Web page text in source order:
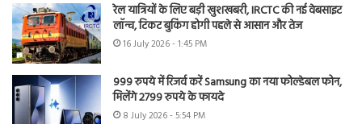
रेल यात्रियों के लिए बड़ी खुशखबरी, IRCTC की नई वेबसाइट
लॉन्च, टिकट बुकिंग होगी पहले से आसान और तेज
16 July 2026 - 1:45 PM
999 रुपये में रिजर्व करें Samsung का नया फोल्डेबल फोन,
मिलेंगे 2799 रुपये के फायदे
8 July 2026 - 5:54 PM